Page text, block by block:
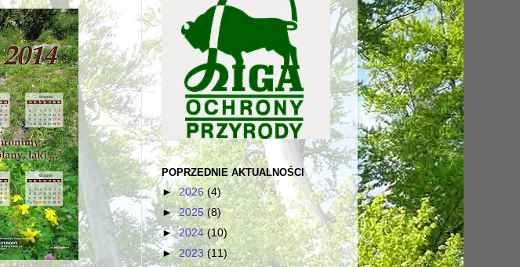
POPRZEDNIE AKTUALNOŚCI
►2026(4)
►2025(8)
►2024(10)
►2023(11)